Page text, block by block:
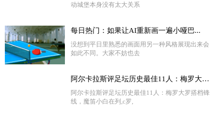
动城堡本身没有太大关系
每日热门：如果让AI重新画一遍小哑巴...
没想到平日里熟悉的画面用另一种风格展现出来会
如此不同。大家不妨也去
阿尔卡拉斯评足坛历史最佳11人：梅罗大罗搭档锋线，魔笛小白在列_今日聚焦
阿尔卡拉斯评足坛历史最佳11人：梅罗大罗搭档锋
线，魔笛小白在列,c罗,